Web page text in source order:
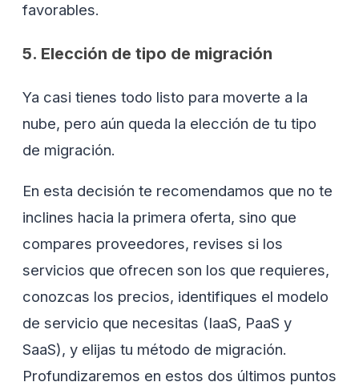
favorables.
5. Elección de tipo de migración
Ya casi tienes todo listo para moverte a la
nube, pero aún queda la elección de tu tipo
de migración.
En esta decisión te recomendamos que no te
inclines hacia la primera oferta, sino que
compares proveedores, revises si los
servicios que ofrecen son los que requieres,
conozcas los precios, identifiques el modelo
de servicio que necesitas (IaaS, PaaS y
SaaS), y elijas tu método de migración.
Profundizaremos en estos dos últimos puntos